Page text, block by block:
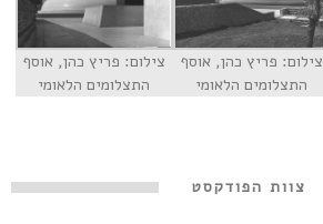
צילום: פריץ כהן, אוסף
התצלומים הלאומי
צילום: פריץ כהן, אוסף
התצלומים הלאומי
צוות הפודקסט